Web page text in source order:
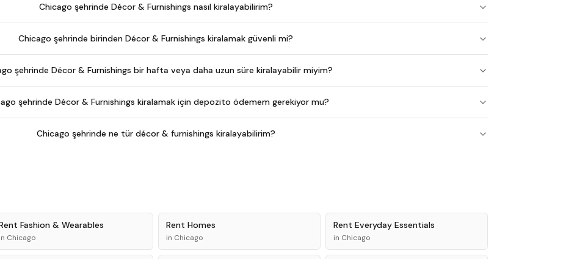
Chicago şehrinde Décor & Furnishings nasıl kiralayabilirim?
Chicago şehrinde birinden Décor & Furnishings kiralamak güvenli mi?
şehrinde Décor & Furnishings bir hafta veya daha uzun süre kiralayabilir miyim?
şehrinde Décor & Furnishings kiralamak için depozito ödemem gerekiyor mu?
Chicago şehrinde ne tür décor & furnishings kiralayabilirim?
Fashion & Wearables
in Chicago
Rent Homes
in Chicago
Rent Everyday Essentials
in Chicago